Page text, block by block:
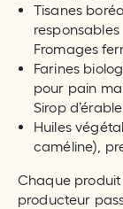
Tisanes
responsables
Fromages
Farines
pour pain
Sirop
Huiles
caméline),
Chaque produit
producteur